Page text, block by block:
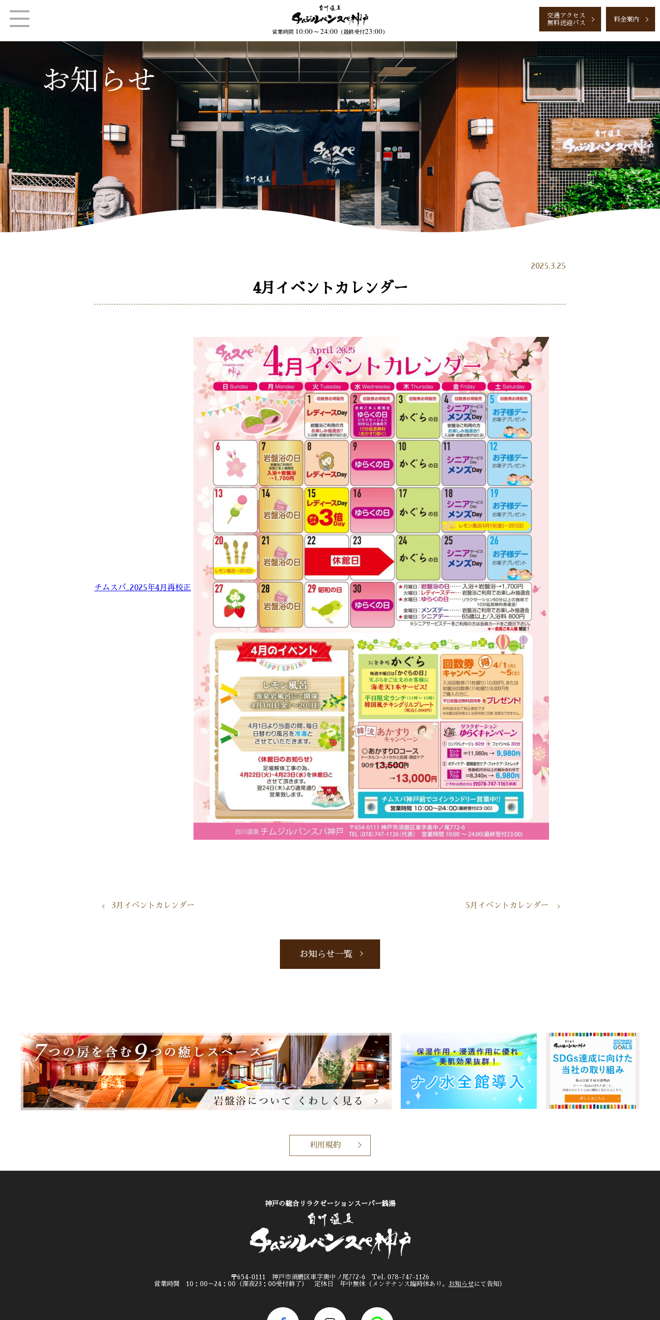
営業時間 10:00～24:00 （最終受付23:00）
交通 アクセス
無料送迎バス
料金案内
2025.3.25
4月イベントカレンダー
チムスパ_2025年4月再校正
3月イベントカレンダー 5月イベントカレンダー
お知らせ一覧
利用規約
神戸の総合リラクゼーションスーパー銭湯
〒654-0111 神戸市須磨区車字奥中ノ尾772-6 Tel. 078-747-1126
営業時間 10：00～24：00（深夜23：00受付終了） 定休日 年中無休（メンテナンス臨時休あり。
お知らせにて告知）